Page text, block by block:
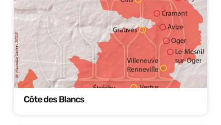
Côte des Blancs